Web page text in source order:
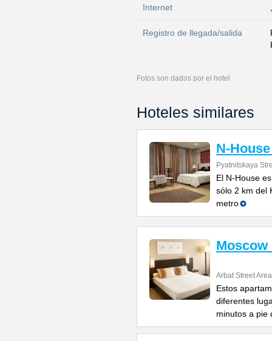
Internet
Registro de llegada/salida
Fotos son dados por el hotel
Hoteles similares
N-
Pyatnitskaya
El N-House
sólo 2 km del
metro
Moscow
Arbat Street Area
Estos
diferentes
minutos a pie